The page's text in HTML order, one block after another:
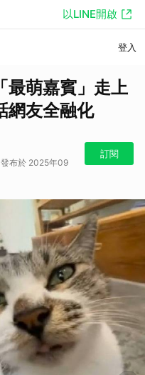
以LINE開啟
登入
最萌嘉賓」走上
友全融化
布於 2025年09
訂閱